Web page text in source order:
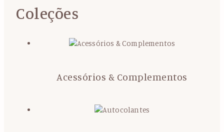
Coleções
Acessórios & Complementos